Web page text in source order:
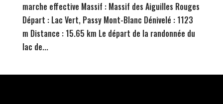
marche effective Massif : Massif des Aiguilles Rouges
Départ : Lac Vert, Passy Mont-Blanc Dénivelé : 1123
m Distance : 15.65 km Le départ de la randonnée du
lac de...